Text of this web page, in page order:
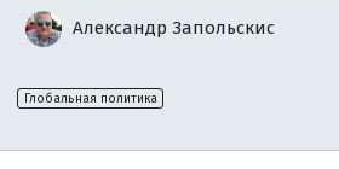
Александр Запольскис
Глобальная политика